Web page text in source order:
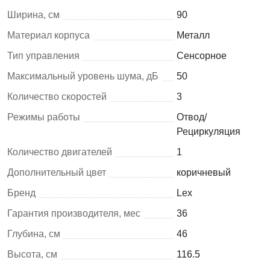
Ширина, см
90
Материал корпуса
Металл
Тип управления
Сенсорное
Максимальный уровень шума, дБ
50
Количество скоростей
3
Режимы работы
Отвод/
Рециркуляция
Количество двигателей
1
Дополнительный цвет
коричневый
Бренд
Lex
Гарантия производителя, мес
36
Глубина, см
46
Высота, см
116.5